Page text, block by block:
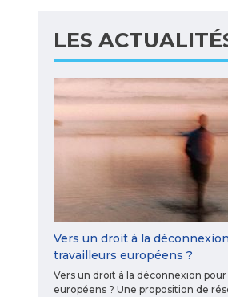
LES
Vers un droit à la
travailleurs européens ?
Vers un droit à la déconnexion
européens ? Une proposition de